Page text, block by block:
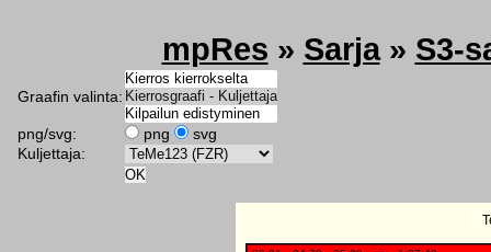
mpRes » Sarja» S3-
Graafin valinta:
png/svg: png
svg
Kuljettaja: